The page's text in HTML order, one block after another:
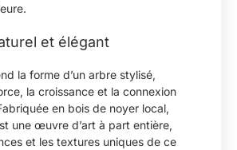
et élégant
la forme d’un arbre stylisé,
la croissance et la connexion
en bois de noyer local,
une œuvre d’art à part entière,
et les textures uniques de ce